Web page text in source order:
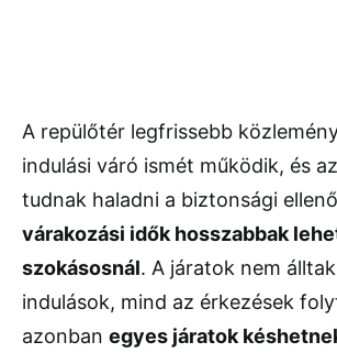
A repülőtér legfrissebb
indulási váró ismét működik, és
tudnak haladni a biztonsági
várakozási idők hosszabbak
szokásosnál. A járatok nem
indulások, mind az érkezések
azonban egyes járatok